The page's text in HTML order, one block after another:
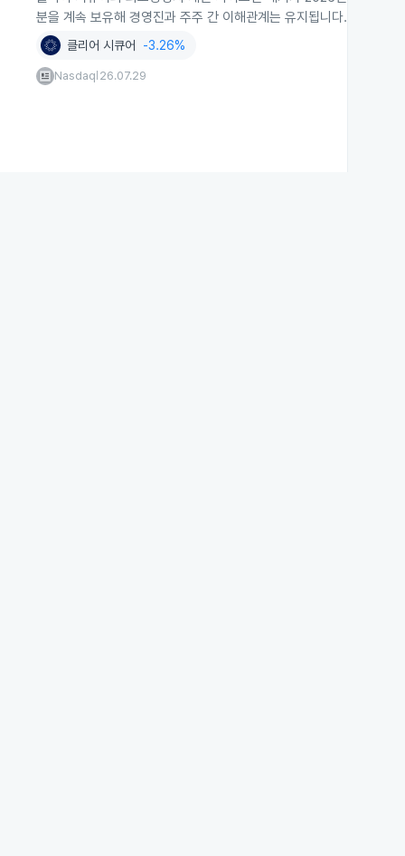
분을 계속 보유해 경영진과 주주 간 이해관계는 유지됩니다.
클리어 시큐어 -3.26%
Nasdaq 26.07.29